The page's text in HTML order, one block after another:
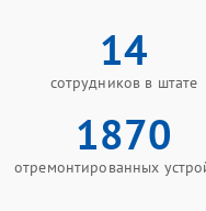
14
сотрудников в штате
1870
отремонтированных